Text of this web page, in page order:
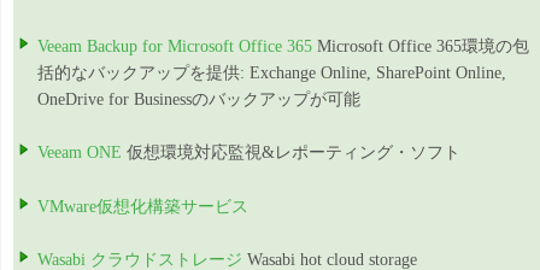
Veeam Backup for Microsoft Office 365 Microsoft Office 365環境の包
括的なバックアップを提供: Exchange Online, SharePoint Online,
OneDrive for Businessのバックアップが可能
Veeam ONE 仮想環境対応監視&レポーティング・ソフト
VMware仮想化構築サービス
Wasabi クラウドストレージ Wasabi hot cloud storage